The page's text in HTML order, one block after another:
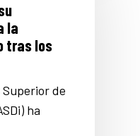
la
tras los
de
ha